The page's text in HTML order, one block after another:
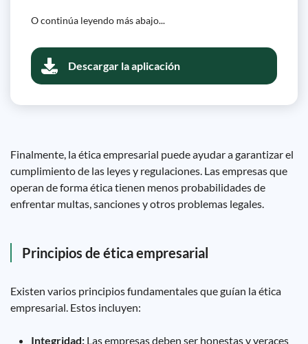
O continúa leyendo más abajo...
Descargar la aplicación
Finalmente, la ética empresarial puede ayudar a garantizar el
cumplimiento de las leyes y regulaciones. Las empresas que
operan de forma ética tienen menos probabilidades de
enfrentar multas, sanciones y otros problemas legales.
Principios de ética empresarial
Existen varios principios fundamentales que guían la ética
empresarial. Estos incluyen:
Integridad: Las empresas deben ser honestas y veraces